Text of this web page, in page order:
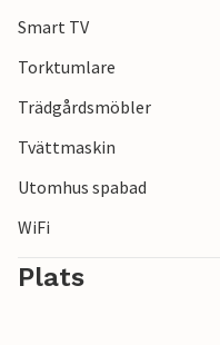
Smart TV
Torktumlare
Trädgårdsmöbler
Tvättmaskin
Utomhus spabad
WiFi
Plats